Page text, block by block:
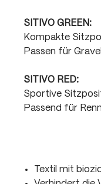
SITIVO GREEN:
Kompakte
Passen für
SITIVO RED:
Sportive
Passend für
Textil mit